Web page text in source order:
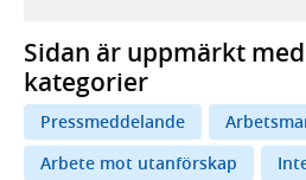
Sidan är uppmärkt
kategorier
Pressmeddelande
Arbete mot utanförskap